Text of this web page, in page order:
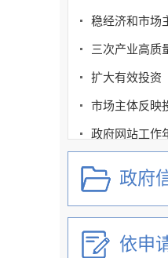
稳经济和市场
三次产业高质
扩大有效投资
市场主体反映
政府网站工作
政府
依申